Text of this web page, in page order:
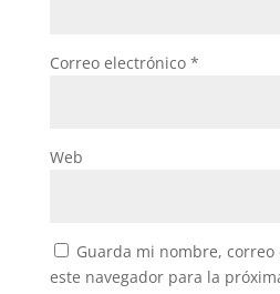
Correo electrónico *
Web
Guarda mi nombre,
este navegador para la